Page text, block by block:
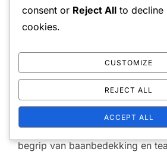
Deze emotionele reactie kan
besluitvorming tijdens de
kunnen ze minder
partner, wat het probleem
Om frustratie te verminderen,
effectieve positioneringsdrills
begrip van baanbedekking en
consent or Reject All to decline
cookies.
CUSTOMIZE
REJECT ALL
ACCEPT ALL